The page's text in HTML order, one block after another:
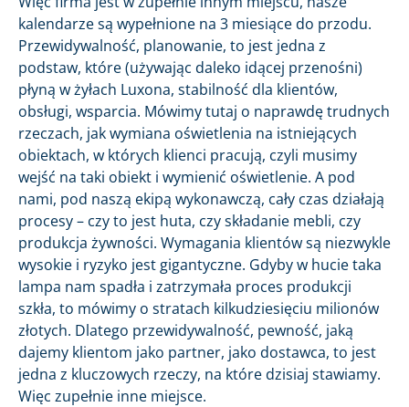
kalendarze są wypełnione na 3 miesiące do przodu.
Przewidywalność, planowanie, to jest jedna z
podstaw, które (używając daleko idącej przenośni)
płyną w żyłach Luxona, stabilność dla klientów,
obsługi, wsparcia. Mówimy tutaj o naprawdę trudnych
rzeczach, jak wymiana oświetlenia na istniejących
obiektach, w których klienci pracują, czyli musimy
wejść na taki obiekt i wymienić oświetlenie. A pod
nami, pod naszą ekipą wykonawczą, cały czas działają
procesy – czy to jest huta, czy składanie mebli, czy
produkcja żywności. Wymagania klientów są niezwykle
wysokie i ryzyko jest gigantyczne. Gdyby w hucie taka
lampa nam spadła i zatrzymała proces produkcji
szkła, to mówimy o stratach kilkudziesięciu milionów
złotych. Dlatego przewidywalność, pewność, jaką
dajemy klientom jako partner, jako dostawca, to jest
jedna z kluczowych rzeczy, na które dzisiaj stawiamy.
Więc zupełnie inne miejsce.